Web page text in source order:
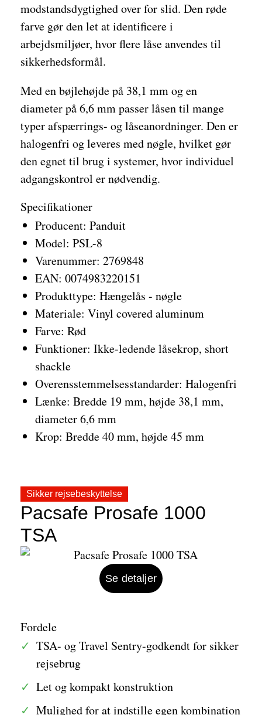
modstandsdygtighed over for slid. Den røde
farve gør den let at identificere i
arbejdsmiljøer, hvor flere låse anvendes til
sikkerhedsformål.
Med en bøjlehøjde på 38,1 mm og en
diameter på 6,6 mm passer låsen til mange
typer afspærrings- og låseanordninger. Den er
halogenfri og leveres med nøgle, hvilket gør
den egnet til brug i systemer, hvor individuel
adgangskontrol er nødvendig.
Specifikationer
Producent: Panduit
Model: PSL-8
Varenummer: 2769848
EAN: 0074983220151
Produkttype: Hængelås - nøgle
Materiale: Vinyl covered aluminum
Farve: Rød
Funktioner: Ikke-ledende låsekrop, short
shackle
Overensstemmelsesstandarder: Halogenfri
Lænke: Bredde 19 mm, højde 38,1 mm,
diameter 6,6 mm
Krop: Bredde 40 mm, højde 45 mm
Sikker rejsebeskyttelse
Pacsafe Prosafe 1000
TSA
Fordele
TSA- og Travel Sentry-godkendt for sikker
rejsebrug
Let og kompakt konstruktion
Mulighed for at indstille egen kombination
Se detaljer